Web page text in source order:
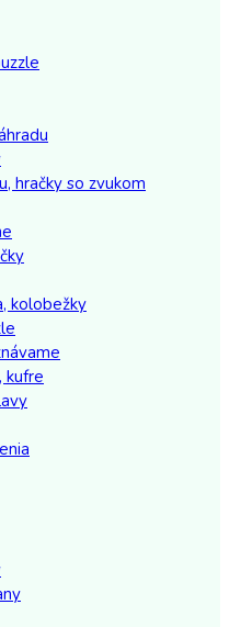
hračky so zvukom
kolobežky
kufre